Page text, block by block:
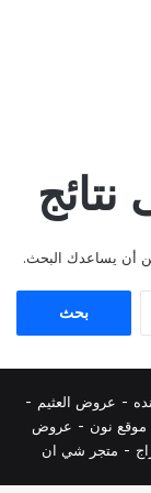
نتائج
أن يساعدك البحث.
- عروض العثيم -
موقع نون - عروض
- متجر شي ان